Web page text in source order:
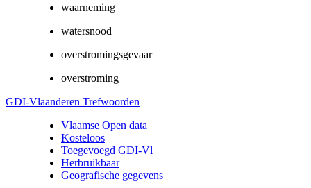
waarneming
watersnood
overstromingsgevaar
overstroming
GDI-Vlaanderen Trefwoorden
Vlaamse Open data
Kosteloos
Toegevoegd GDI-Vl
Herbruikbaar
Geografische gegevens